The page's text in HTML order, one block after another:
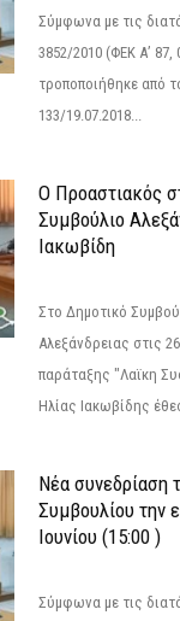
Σύμφωνα με τις
3852/2010 (ΦΕΚ Α’ 87,
τροποποιήθηκε από
133/19.07.2018...
Ο Προαστιακός
Συμβούλιο
Ιακωβίδη
Στο Δημοτικό
Αλεξάνδρειας στις
παράταξης "Λαϊκη
Ηλίας Ιακωβίδης
Νέα συνεδρίαση
Συμβουλίου την
Ιουνίου (15:00 )
Σύμφωνα με τις